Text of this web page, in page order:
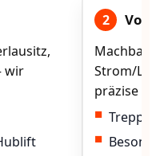
wir
2
Strom/
präzise